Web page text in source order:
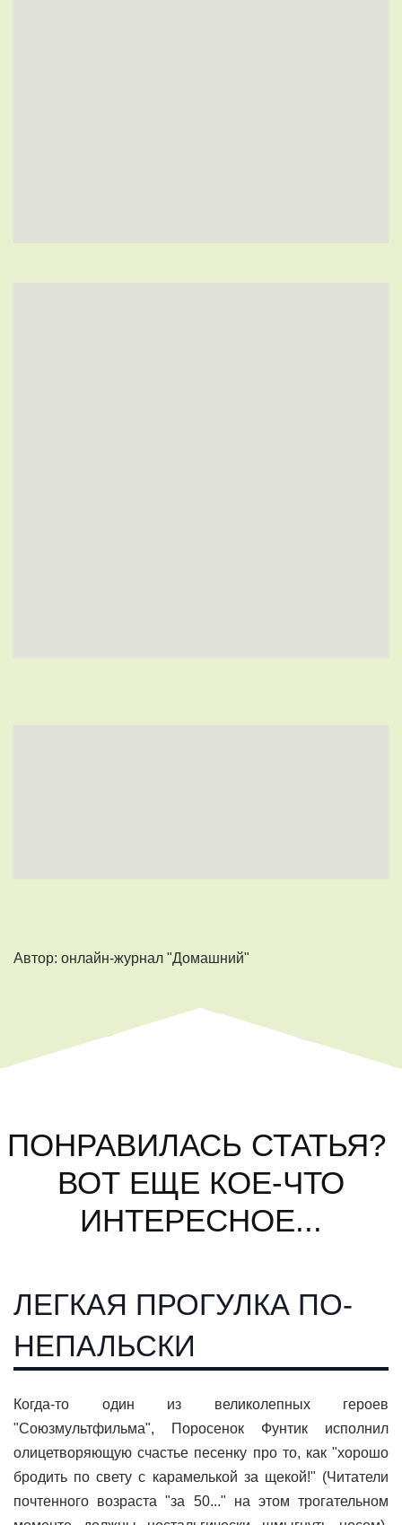
Автор: онлайн-журнал "Домашний"
ПОНРАВИЛАСЬ СТАТЬЯ?
ВОТ ЕЩЕ КОЕ-ЧТО
ИНТЕРЕСНОЕ...
ЛЕГКАЯ ПРОГУЛКА ПО-
НЕПАЛЬСКИ
Когда-то один из великолепных героев
"Союзмультфильма", Поросенок Фунтик исполнил
олицетворяющую счастье песенку про то, как "хорошо
бродить по свету с карамелькой за щекой!" (Читатели
почтенного возраста "за 50..." на этом трогательном